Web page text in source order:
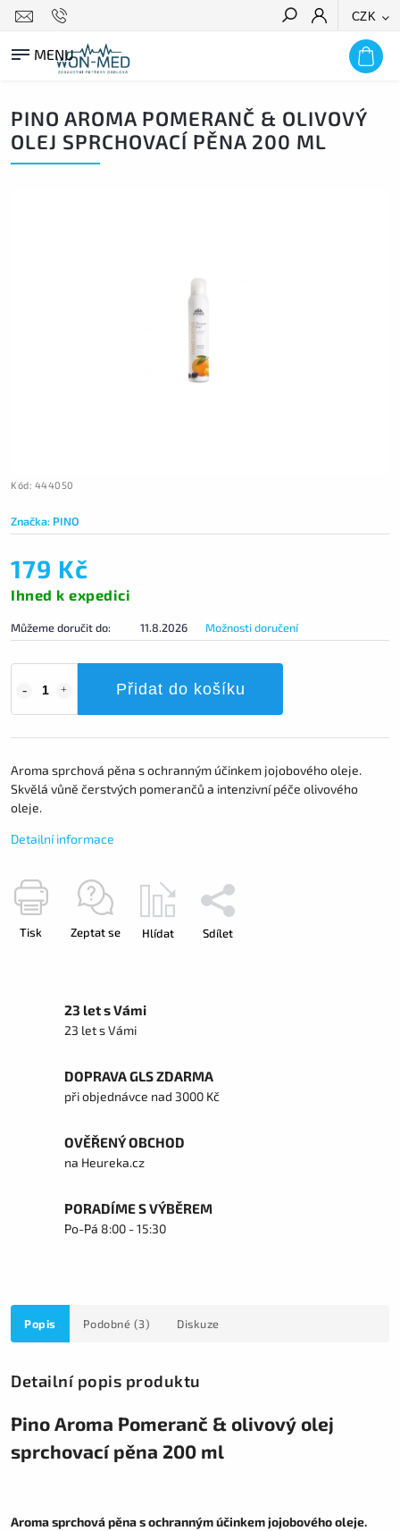
CZK
HLEDAT
PINO AROMA POMERANČ & OLIVOVÝ
OLEJ SPRCHOVACÍ PĚNA 200 ML
Kód: 444050
Značka: PINO
179 Kč
Ihned k expedici
Můžeme doručit do: 11.8.2026 Možnosti doručení
Přidat do košíku
Aroma sprchová pěna s ochranným účinkem jojobového oleje.
Skvělá vůně čerstvých pomerančů a intenzivní péče olivového
oleje.
Detailní informace
Tisk Zeptat se Hlídat Sdílet
23 let s Vámi
23 let s Vámi
DOPRAVA GLS ZDARMA
při objednávce nad 3000 Kč
OVĚŘENÝ OBCHOD
na Heureka.cz
PORADÍME S VÝBĚREM
Po-Pá 8:00 - 15:30
Popis Podobné (3) Diskuze
Detailní popis produktu
Pino Aroma Pomeranč & olivový olej
sprchovací pěna 200 ml
Aroma sprchová pěna s ochranným účinkem jojobového oleje.